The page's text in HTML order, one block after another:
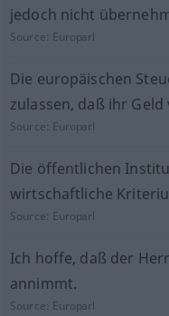
jedoch nicht
Source: Europarl
Die europäischen
zulassen, daß ihr
Source: Europarl
Die öffentlichen
wirtschaftliche
Source: Europarl
Ich hoffe, daß der
annimmt.
Source: Europarl